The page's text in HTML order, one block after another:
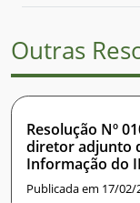
Outras
Resolução Nº
diretor adjunto
Informação do
Publicada em 17/02/